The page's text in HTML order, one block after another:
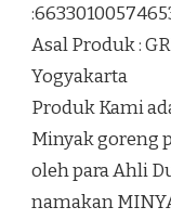
Asal Produk :
Yogyakarta
Produk Kami
Minyak goreng
oleh para Ahli
namakan